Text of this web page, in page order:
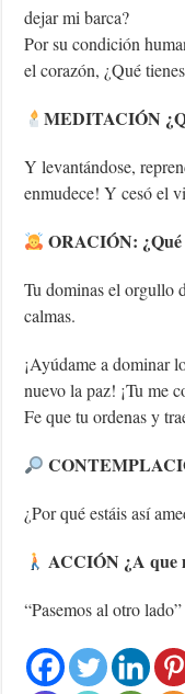
dejar mi barca?
Por su condición
el corazón, ¿Qué
MEDITACIÓN
Y levantándose,
enmudece! Y cesó el
ORACIÓN: ¿Qué
Tu dominas el orgullo
calmas.
¡Ayúdame a dominar
nuevo la paz! ¡Tu me
Fe que tu ordenas y
¿Por qué estáis así
ACCIÓN ¿A que
“Pasemos al otro lado”